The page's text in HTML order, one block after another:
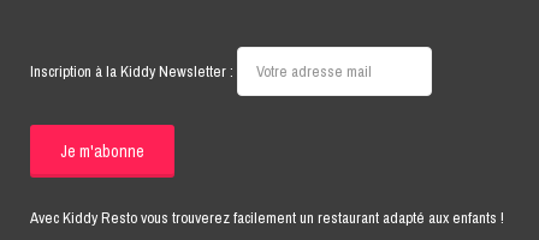
Inscription à la Kiddy Newsletter :
Avec Kiddy Resto vous trouverez facilement un restaurant adapté aux enfants !